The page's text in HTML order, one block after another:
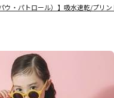
パウ・パトロール）】吸水速乾/プリ